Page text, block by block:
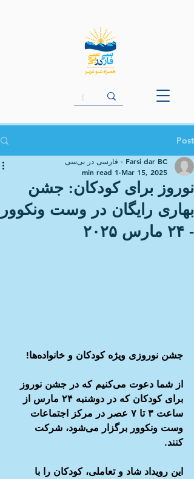
Post
نوروز برای کودکان: جشن
بهاری رایگان در وست ونکوور
- ۲۴ مارس ۲۰۲۵
Farsi dar BC - فارسی در بی‌سی
Mar 15, 2025
1 min read
جشن نوروزی ویژه کودکان و خانواده‌ها!
از شما دعوت می‌کنیم که در جشن نوروز
برای کودکان که در دوشنبه ۲۴ مارس از
ساعت ۳ تا ۷ عصر در مرکز اجتماعات
وست ونکوور برگزار می‌شود، شرکت
کنند.
این رویداد شاد و تعاملی، کودکان را با